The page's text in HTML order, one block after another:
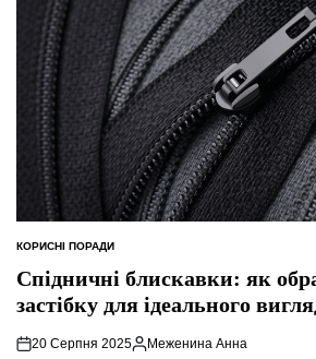
ОПУБЛІКУВАТИ
КОРИСНІ ПОРАДИ
Спідничні блискавки: як
застібку для ідеального
20 Серпня 2025
Опубліковано
Меженина Анна